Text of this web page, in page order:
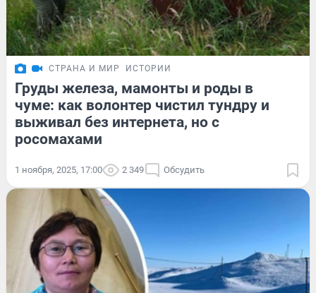
СТРАНА И МИР ИСТОРИИ
Груды железа, мамонты и роды в
чуме: как волонтер чистил тундру и
выживал без интернета, но с
росомахами
1 ноября, 2025, 17:00 2 349 Обсудить